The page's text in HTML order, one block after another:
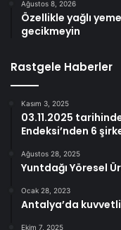
Ağustos 8, 2026
Özellikle yağlı
gecikmeyin
Rastgele Haberler
Kasım 3, 2025
03.11.2025
Endeksi’nden 6
Ağustos 28, 2025
Yuntdağı Yöresel
Ocak 28, 2023
Antalya’da
Ekim 7, 2025